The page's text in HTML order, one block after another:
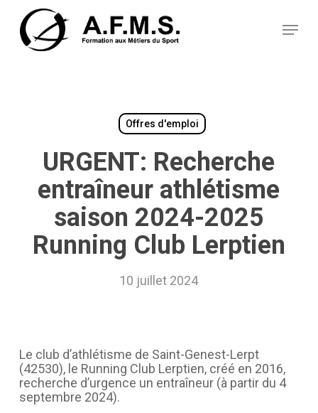
main
content
Menu
Offres d'emploi
URGENT: Recherche
entraîneur athlétisme
saison 2024-2025
Running Club Lerptien
10 juillet 2024
Le club d’athlétisme de Saint-Genest-Lerpt
(42530), le Running Club Lerptien, créé en 2016,
recherche d’urgence un entraîneur (à partir du 4
septembre 2024).
Panneau de gestion des cookies